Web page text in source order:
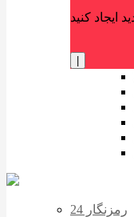
رمزنگار 24